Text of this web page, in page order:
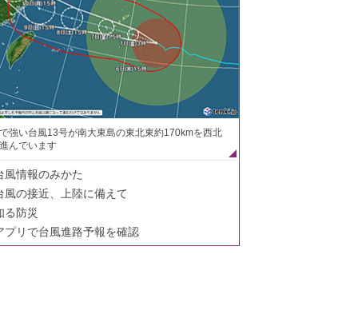
強い台風13号が南大東島の東北東約170kmを西北
んでいます
風情報のみかた
風の接近、上陸に備えて
る防災
プリで台風進路予報を確認